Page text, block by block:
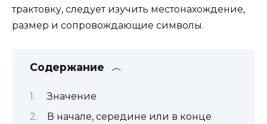
трактовку, следует изучить местонахождение,
размер и сопровождающие символы.
Содержание
Значение
В начале, середине или в конце